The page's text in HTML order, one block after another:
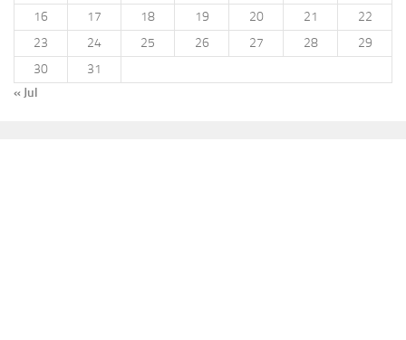
16
17 18 19 20 21
22
23
24 25 26 27 28
29
30
31
« Jul